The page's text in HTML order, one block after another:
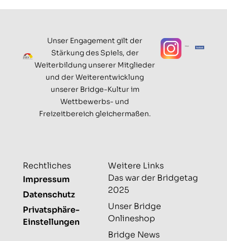
Unser Engagement gilt der
Stärkung des Spiels, der
Weiterbildung unserer Mitglieder
und der Weiterentwicklung
unserer Bridge-Kultur im
Wettbewerbs- und
Freizeitbereich gleichermaßen.
Rechtliches
Impressum
Datenschutz
Privatsphäre-
Einstellungen
Weitere Links
Das war der Bridgetag
2025
Unser Bridge
Onlineshop
Bridge News